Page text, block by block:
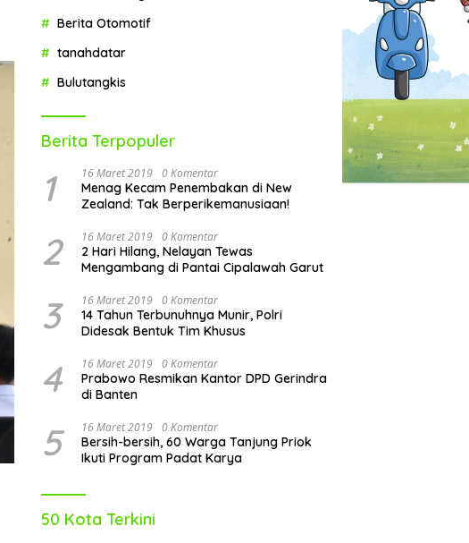
Berita Otomotif
tanahdatar
Bulutangkis
Berita Terpopuler
1 16 Maret 2019 0 Komentar
Menag Kecam Penembakan di New
Zealand: Tak Berperikemanusiaan!
2 16 Maret 2019 0 Komentar
2 Hari Hilang, Nelayan Tewas
Mengambang di Pantai Cipalawah Garut
3 16 Maret 2019 0 Komentar
14 Tahun Terbunuhnya Munir, Polri
Didesak Bentuk Tim Khusus
4 16 Maret 2019 0 Komentar
Prabowo Resmikan Kantor DPD Gerindra
di Banten
5 16 Maret 2019 0 Komentar
Bersih-bersih, 60 Warga Tanjung Priok
Ikuti Program Padat Karya
50 Kota Terkini